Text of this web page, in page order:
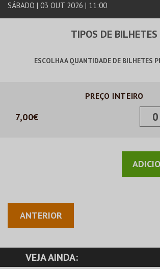
PRODUTOS
SÁBADO | 03 OUT 2026 | 11:00
TIPOS DE BILHETES
ESCOLHA A QUANTIDADE DE BILHETES
PREÇO INTEIRO
7,00€
ANTERIOR
VEJA AINDA: